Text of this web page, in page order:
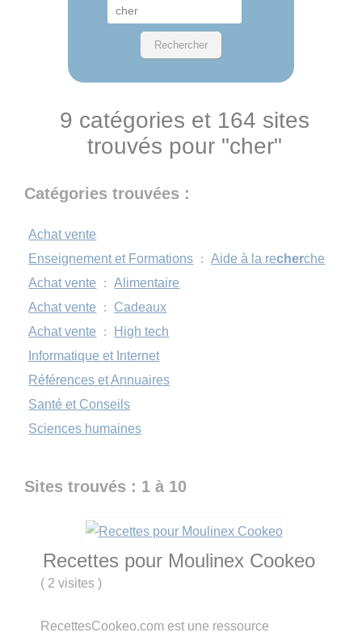
9 catégories et 164 sites
trouvés pour "cher"
Catégories trouvées :
Achat vente
Enseignement et Formations : Aide à la recherche
Achat vente
:
Alimentaire
Achat vente
:
Cadeaux
Achat vente
:
High tech
Informatique et Internet
Références et Annuaires
Santé et Conseils
Sciences humaines
Sites trouvés : 1 à 10
Recettes pour Moulinex Cookeo
( 2 visites)
RecettesCookeo.com est une ressource